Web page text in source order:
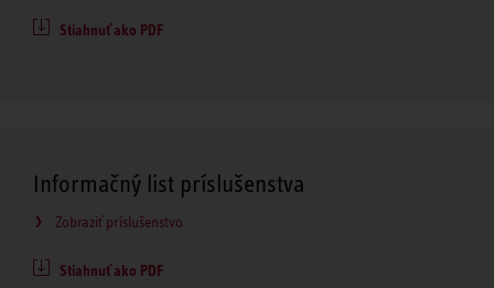
Stiahnuť ako PDF
Informačný list príslušenstva
Zobraziť príslušenstvo
Stiahnuť ako PDF